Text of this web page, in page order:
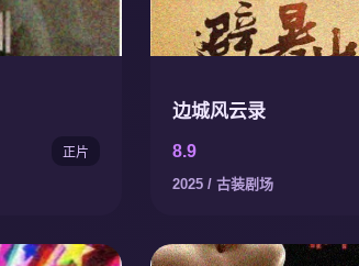
正片
边城风云录
8.9
2025 / 古装剧场